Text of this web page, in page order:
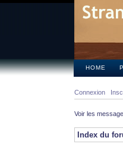
HOME
Connexion
Voir les
Index du